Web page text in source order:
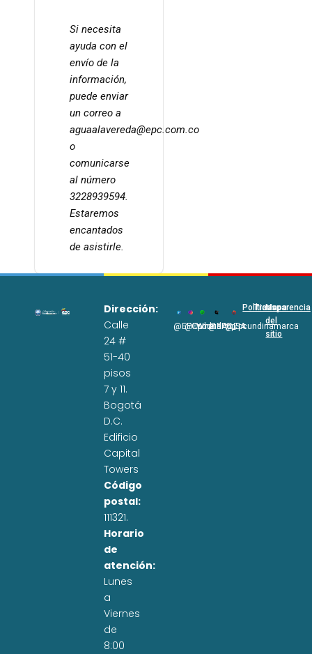
Si necesita
ayuda con el
envío de la
información,
puede enviar
un correo a
aguaalavereda@epc.com.co
o
comunicarse
al número
3228939594.
Estaremos
encantados
de asistirle.
Dirección:
Calle
24 #
51-40
pisos
7 y 11.
Bogotá
D.C.
Edificio
Capital
Towers
Código
postal:
111321.
Horario
de
atención:
Lunes
a
Viernes
de
8:00
@EPCundi
@Epcundi
WhatsApp
@EPC_SA
@Epcundinamarca
Políticas
Transparencia
Mapa
del
sitio